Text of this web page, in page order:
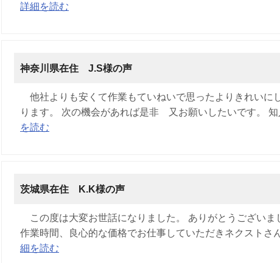
詳細を読む
神奈川県在住 J.S様の声
他社よりも安くて作業もていねいで思ったよりきれいに
ります。 次の機会があれば是非 又お願いしたいです。 知
を読む
茨城県在住 K.K様の声
この度は大変お世話になりました。 ありがとうございま
作業時間、良心的な価格でお仕事していただきネクストさ
細を読む